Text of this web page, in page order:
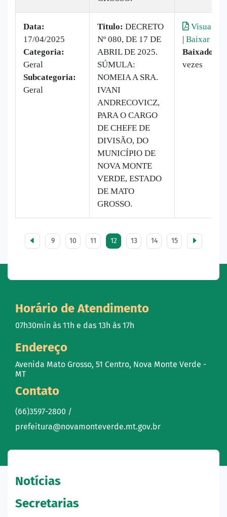
Data:
17/04/2025
Categoria:
Geral
Subcategoria:
Geral
Titulo: DECRETO
Nº 080, DE 17 DE
ABRIL DE 2025.
SÚMULA:
NOMEIA A SRA.
IVANI
ANDRECOVICZ,
PARA O CARGO
DE CHEFE DE
DIVISÃO, DO
MUNICÍPIO DE
NOVA MONTE
VERDE, ESTADO
DE MATO
GROSSO.
Visualizar
| Baixar
Baixado:
vezes
9 10 11 12 13 14 15
Horário de Atendimento
07h30min às 11h e das 13h às 17h
Endereço
Avenida Mato Grosso, 51 Centro, Nova Monte Verde -
MT
Contato
(66)3597-2800 /
prefeitura@novamonteverde.mt.gov.br
Notícias
Secretarias